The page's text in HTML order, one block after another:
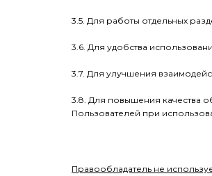
3.5. Для работы отдельных
3.6. Для удобства
3.7. Для улучшения
3.8. Для повышения качества
Пользователей при
Правообладатель не